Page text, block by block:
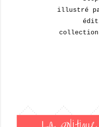
illustré
collection